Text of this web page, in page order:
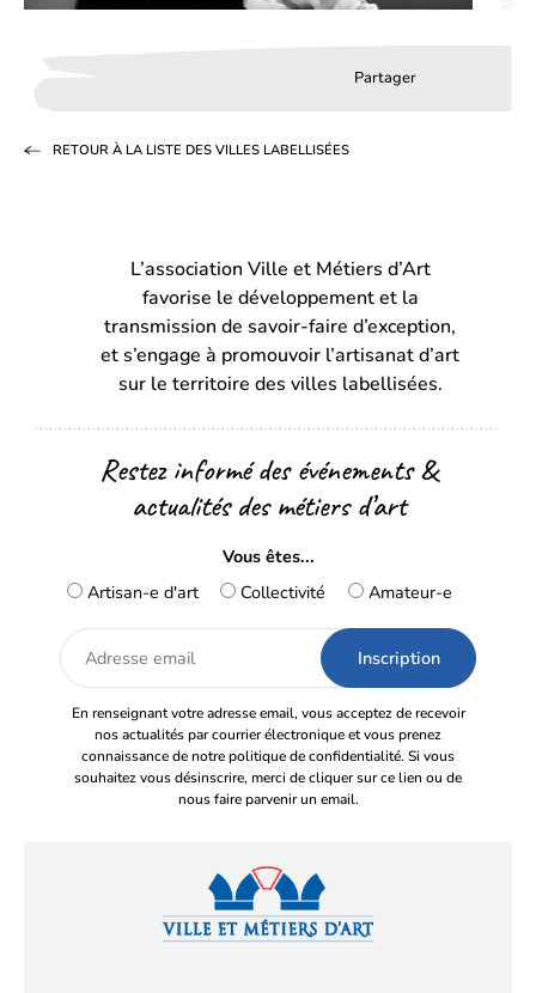
Partager
un
onglet)onglet)
RETOUR À LA LISTE DES VILLES LABELLISÉES
L’association Ville et Métiers d’Art
favorise le développement et la
transmission de savoir-faire d’exception,
et s’engage à promouvoir l’artisanat d’art
sur le territoire des villes labellisées.
Restez informé des événements &
actualités des métiers d’art
Vous êtes...
Artisan-e d'art
Collectivité Amateur-e
Adresse
email
En renseignant votre adresse email, vous acceptez de recevoir
nos actualités par courrier électronique et vous prenez
connaissance de notre politique de confidentialité. Si vous
souhaitez vous désinscrire, merci de cliquer sur ce lien ou de
nous faire parvenir un email.